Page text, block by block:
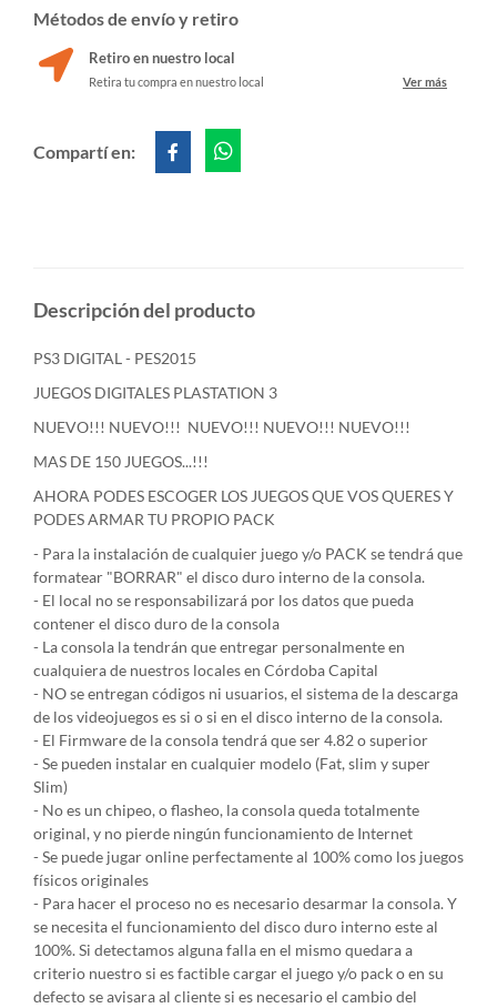
Métodos de envío y retiro
Retiro en nuestro local
Retira tu compra en nuestro local Ver más
Compartí en:
Descripción del producto
PS3 DIGITAL - PES2015
JUEGOS DIGITALES PLASTATION 3
NUEVO!!! NUEVO!!! NUEVO!!! NUEVO!!! NUEVO!!!
MAS DE 150 JUEGOS...!!!
AHORA PODES ESCOGER LOS JUEGOS QUE VOS QUERES Y
PODES ARMAR TU PROPIO PACK
- Para la instalación de cualquier juego y/o PACK se tendrá que
formatear "BORRAR" el disco duro interno de la consola.
- El local no se responsabilizará por los datos que pueda
contener el disco duro de la consola
- La consola la tendrán que entregar personalmente en
cualquiera de nuestros locales en Córdoba Capital
- NO se entregan códigos ni usuarios, el sistema de la descarga
de los videojuegos es si o si en el disco interno de la consola.
- El Firmware de la consola tendrá que ser 4.82 o superior
- Se pueden instalar en cualquier modelo (Fat, slim y super
Slim)
- No es un chipeo, o flasheo, la consola queda totalmente
original, y no pierde ningún funcionamiento de Internet
- Se puede jugar online perfectamente al 100% como los juegos
físicos originales
- Para hacer el proceso no es necesario desarmar la consola. Y
se necesita el funcionamiento del disco duro interno este al
100%. Si detectamos alguna falla en el mismo quedara a
criterio nuestro si es factible cargar el juego y/o pack o en su
defecto se avisara al cliente si es necesario el cambio del